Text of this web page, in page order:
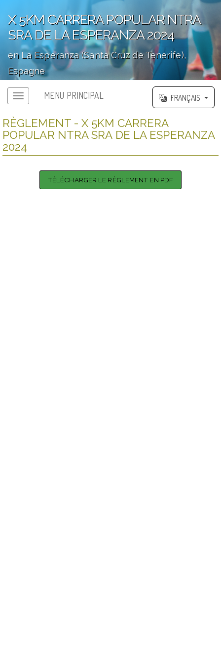
X 5KM CARRERA POPULAR NTRA
SRA DE LA ESPERANZA 2024
en La Esperanza (Santa Cruz de Tenerife),
Espagne
MENU PRINCIPAL FRANÇAIS
RÈGLEMENT - X 5KM CARRERA
POPULAR NTRA SRA DE LA ESPERANZA
2024
TÉLÉCHARGER LE RÈGLEMENT EN PDF